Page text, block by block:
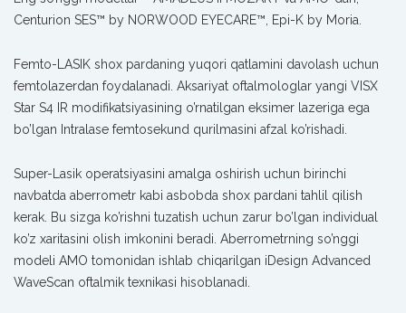
Centurion SES™ by NORWOOD EYECARE™, Epi-K by Moria.
Femto-LASIK shox pardaning yuqori qatlamini davolash uchun
femtolazerdan foydalanadi. Aksariyat oftalmologlar yangi VISX
Star S4 IR modifikatsiyasining o’rnatilgan eksimer lazeriga ega
bo’lgan Intralase femtosekund qurilmasini afzal ko’rishadi.
Super-Lasik operatsiyasini amalga oshirish uchun birinchi
navbatda aberrometr kabi asbobda shox pardani tahlil qilish
kerak. Bu sizga ko’rishni tuzatish uchun zarur bo’lgan individual
ko’z xaritasini olish imkonini beradi. Aberrometrning so’nggi
modeli AMO tomonidan ishlab chiqarilgan iDesign Advanced
WaveScan oftalmik texnikasi hisoblanadi.